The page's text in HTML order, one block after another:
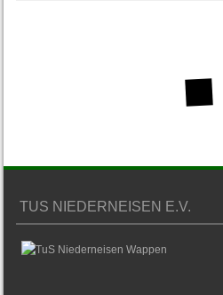
TUS NIEDERNEISEN E.V.